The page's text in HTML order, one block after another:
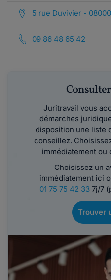
5 rue Duvivier -
09 86 48 65 42
Juritravail vous
démarches
disposition une liste
conseillez.
immédiatement ou
Choisissez un
immédiatement ici
01 75 75 42 337j/7
Trouver